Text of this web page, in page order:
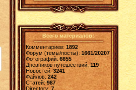
Всего материалов:
Комментариев: 1892
Форум (темы/посты):1661/20207
Фотографий:6655
Дневников путешествий:119
Новостей:3241
Файлов: 242
Статей:987
Directory: 7